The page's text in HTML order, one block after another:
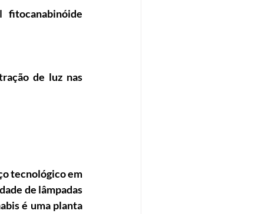
de luz nas
tecnológico em
de lâmpadas
é uma planta